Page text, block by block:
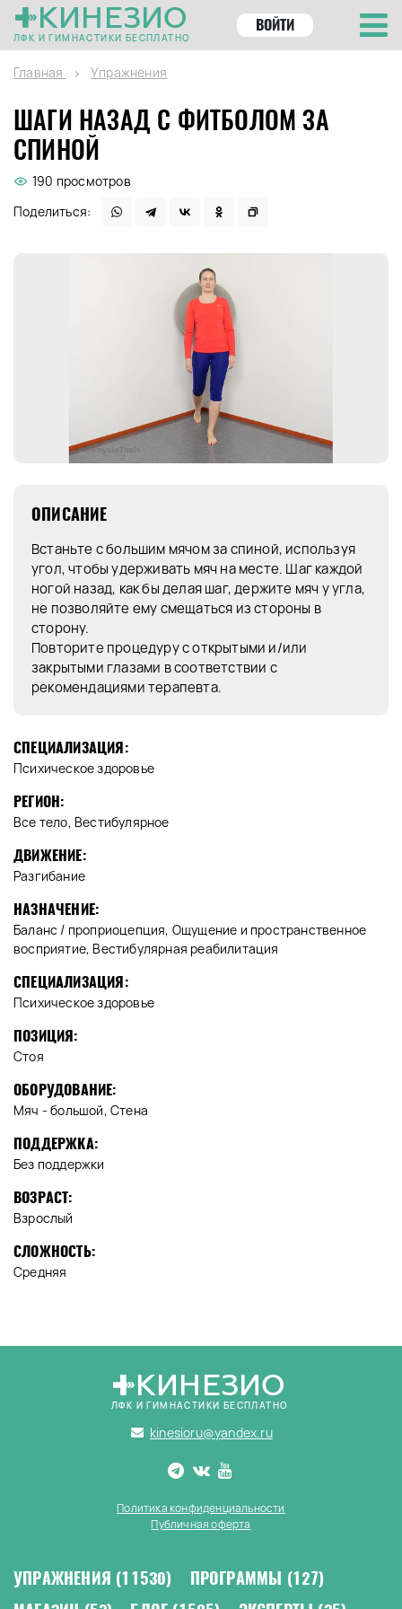
КИНЕЗИО
ЛФК И ГИМНАСТИКИ БЕСПЛАТНО
ВОЙТИ
Главная Упражнения
ШАГИ НАЗАД С ФИТБОЛОМ ЗА
СПИНОЙ
190 просмотров
Поделиться:
ОПИСАНИЕ
Встаньте с большим мячом за спиной, используя
угол, чтобы удерживать мяч на месте. Шаг каждой
ногой назад, как бы делая шаг, держите мяч у угла,
не позволяйте ему смещаться из стороны в
сторону.
Повторите процедуру с открытыми и/или
закрытыми глазами в соответствии с
рекомендациями терапевта.
СПЕЦИАЛИЗАЦИЯ:
Психическое здоровье
РЕГИОН:
Все тело, Вестибулярное
ДВИЖЕНИЕ:
Разгибание
НАЗНАЧЕНИЕ:
Баланс / проприоцепция, Ощущение и пространственное
восприятие, Вестибулярная реабилитация
СПЕЦИАЛИЗАЦИЯ:
Психическое здоровье
ПОЗИЦИЯ:
Стоя
ОБОРУДОВАНИЕ:
Мяч - большой, Стена
ПОДДЕРЖКА:
Без поддержки
ВОЗРАСТ:
Взрослый
СЛОЖНОСТЬ:
Средняя
КИНЕЗИО
ЛФК И ГИМНАСТИКИ БЕСПЛАТНО
kinesioru@yandex.ru
Политика конфиденциальности
Публичная оферта
УПРАЖНЕНИЯ (11530) ПРОГРАММЫ (127)